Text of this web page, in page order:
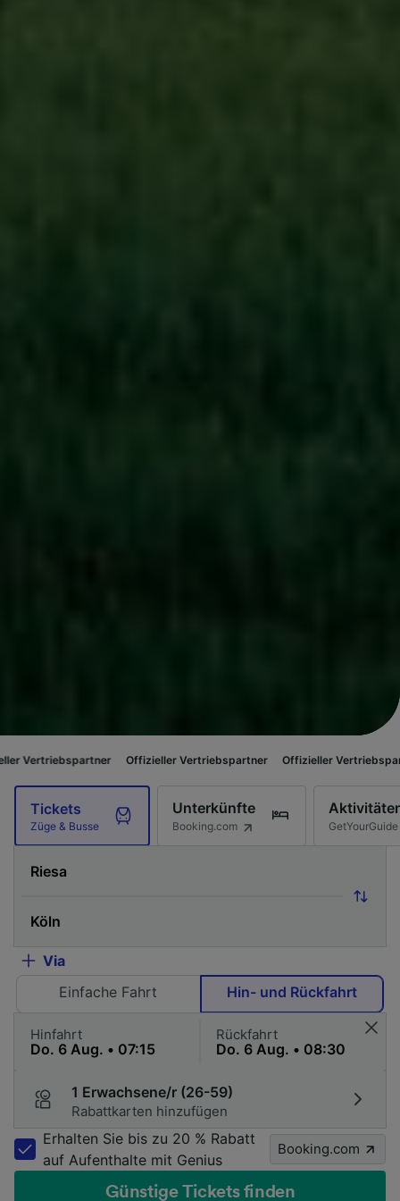
Offizieller Vertriebspartner Offizieller Vertriebspartner
Tickets
Züge & Busse
Unterkünfte
Booking.com GetYourGuide
Via
Einfache Fahrt
Hin- und Rückfahrt
Hinfahrt Rückfahrt
1 Erwachsene/r (26-59)
Rabattkarten hinzufügen
Erhalten Sie bis zu 20 % Rabatt
auf Aufenthalte mit Genius
Booking.com
Günstige Tickets finden